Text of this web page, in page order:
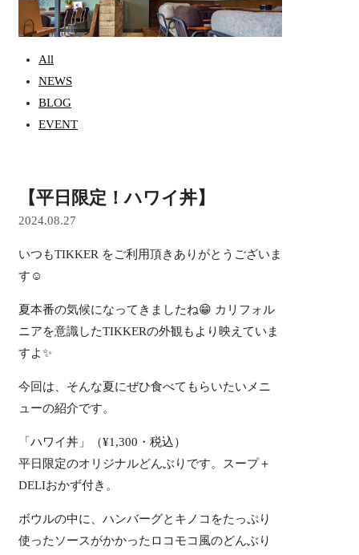
All
NEWS
BLOG
EVENT
【平日限定！ハワイ丼】
2024.08.27
いつもTIKKER をご利用頂きありがとうございま
す☺️
夏本番の気候になってきましたね😁 カリフォル
ニアを意識したTIKKERの外観もより映えていま
すよ✨
今回は、そんな夏にぜひ食べてもらいたいメニ
ューの紹介です。
「ハワイ丼」（¥1,300・税込）
平日限定のオリジナルどんぶりです。スープ＋
DELIおかず付き。
ボウルの中に、ハンバーグとキノコをたっぷり
使ったソースがかかったロコモコ風のどんぶり